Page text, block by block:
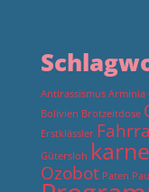
Antirassismus Arminia
Bolivien Brotzeitdose
Erstklässler
Gütersloh
Ozobot Paten